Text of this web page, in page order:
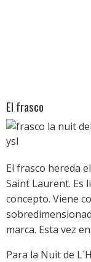
El frasco
El frasco hereda
Saint Laurent. Es
concepto. Viene
marca. Esta vez
Para la Nuit de